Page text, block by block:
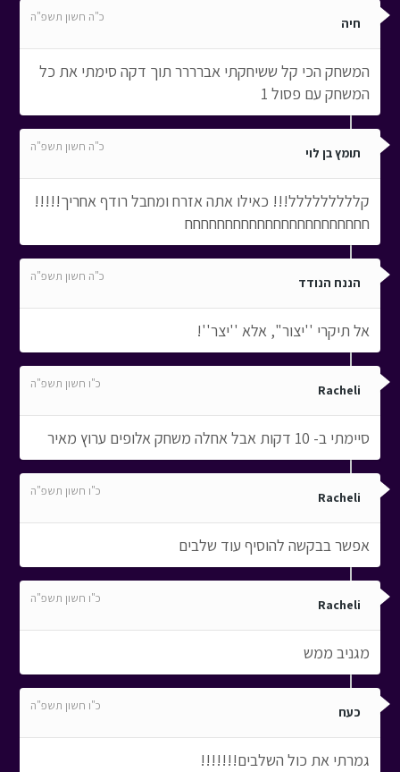
חיה כ"ה חשון תשפ"ה
המשחק הכי קל ששיחקתי אברררר תוך דקה סימתי את כל
המשחק עם פסול 1
תומץ בן לוי כ"ה חשון תשפ"ה
קללללללללל!!! כאילו אתה אזרח ומחבל רודף אחריך!!!!!
חחחחחחחחחחחחחחחחחחחחחחח
הננח הנודד כ"ה חשון תשפ"ה
אל תיקרי ''יצור'', אלא ''יצר''!
Racheli כ"ו חשון תשפ"ה
סיימתי ב- 10 דקות אבל אחלה משחק אלופים ערוץ מאיר
Racheli כ"ו חשון תשפ"ה
אפשר בבקשה להוסיף עוד שלבים
Racheli כ"ו חשון תשפ"ה
מגניב ממש
כעח כ"ו חשון תשפ"ה
גמרתי את כול השלבים!!!!!!!